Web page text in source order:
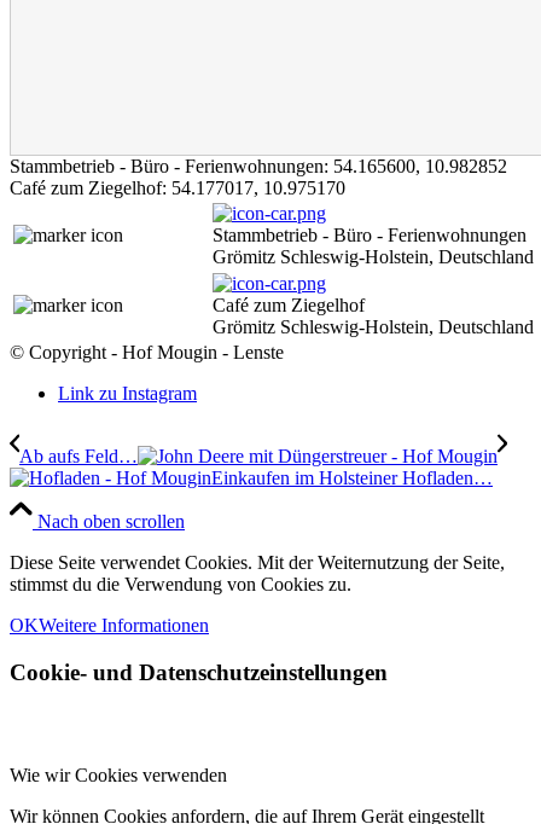
Stammbetrieb - Büro - Ferienwohnungen: 54.165600, 10.982852
Café zum Ziegelhof: 54.177017, 10.975170
Stammbetrieb - Büro - Ferienwohnungen
Grömitz Schleswig-Holstein, Deutschland
Café zum Ziegelhof
Grömitz Schleswig-Holstein, Deutschland
© Copyright - Hof Mougin - Lenste
Link zu Instagram
Ab aufs Feld…
Einkaufen im Holsteiner Hofladen…
Nach oben scrollen
Diese Seite verwendet Cookies. Mit der Weiternutzung der Seite,
stimmst du die Verwendung von Cookies zu.
OKWeitere Informationen
Cookie- und Datenschutzeinstellungen
Wie wir Cookies verwenden
Wir können Cookies anfordern, die auf Ihrem Gerät eingestellt